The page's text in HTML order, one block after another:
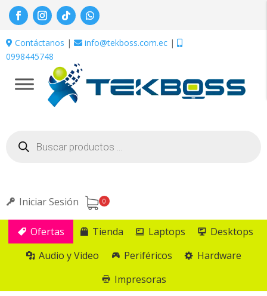
Contáctanos | info@tekboss.com.ec |
0998445748
productos
Iniciar Sesión 0
Ofertas Tienda Laptops
Desktops
Audio y Video
Periféricos
Hardware
Impresoras